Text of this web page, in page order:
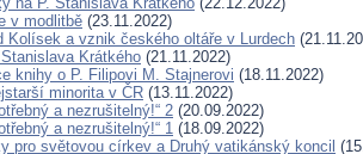
v modlitbě (23.11.2022)
Kolísek a vznik českého oltáře v Lurdech
Krátkého (21.11.2022)
knihy o P. Filipovi M. Stajnerovi (18.11.2022)
minorita v ČR (13.11.2022)
a nezrušitelný!“ 2 (20.09.2022)
a nezrušitelný!“ 1 (18.09.2022)
pro světovou církev a Druhý vatikánský koncil